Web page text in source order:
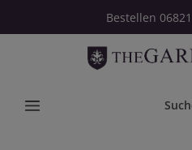
Zum Hauptinhalt springen
Bestellen